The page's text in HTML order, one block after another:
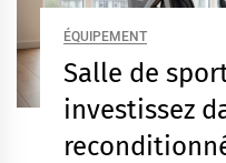
ÉQUIPEMENT
Salle de
investissez